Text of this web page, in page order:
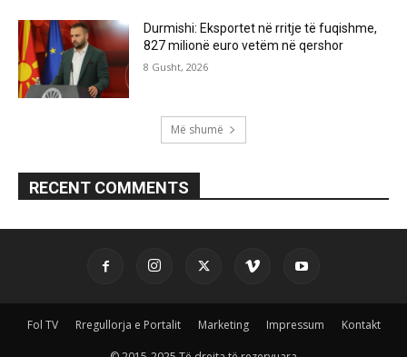
Durmishi: Eksportet në rritje të fuqishme,
827 milionë euro vetëm në qershor
8 Gusht, 2026
Më shumë
RECENT COMMENTS
Fol TV Rregullorja e Portalit Marketing Impressum Kontakt